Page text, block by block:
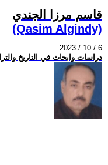
قاسم مرزا الجندي
(Qasim Algindy)
2023 / 10 / 6
دراسات وابحاث في التاريخ